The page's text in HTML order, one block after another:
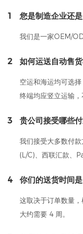
1 您是制造企业还
我们是一家OEM/
2 如何运送自动售
空运和海运均可选
终端均应竖立运输，
3 贵公司接受哪些
我们接受大多数付
(L/C)、西联汇款、
4 你们的送货时间
这取决于订单数量
大约需要 4 周。